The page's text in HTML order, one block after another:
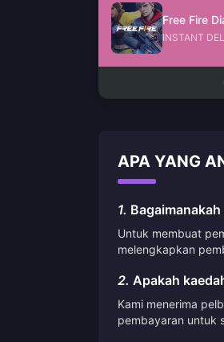
INSTANT
APA YANG
1.
Untuk membuat
melengkapkan
2. Apakah
Kami menerima
pembayaran untuk